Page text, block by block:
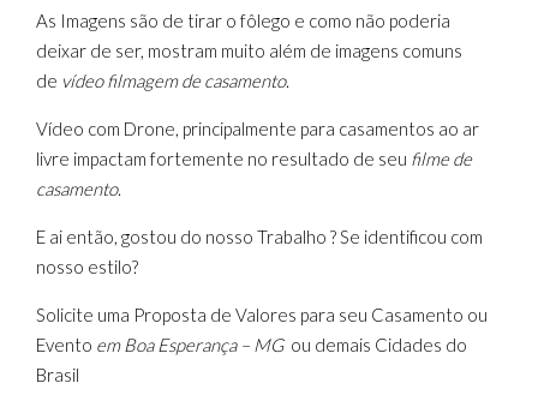
As Imagens são de tirar o fôlego e como não poderia
deixar de ser, mostram muito além de imagens comuns
de vídeo filmagem de casamento.
Vídeo com Drone, principalmente para casamentos ao ar
livre impactam fortemente no resultado de seu filme de
casamento.
E ai então, gostou do nosso Trabalho ? Se identificou com
nosso estilo?
Solicite uma Proposta de Valores para seu Casamento ou
Evento em Boa Esperança – MG ou demais Cidades do
Brasil